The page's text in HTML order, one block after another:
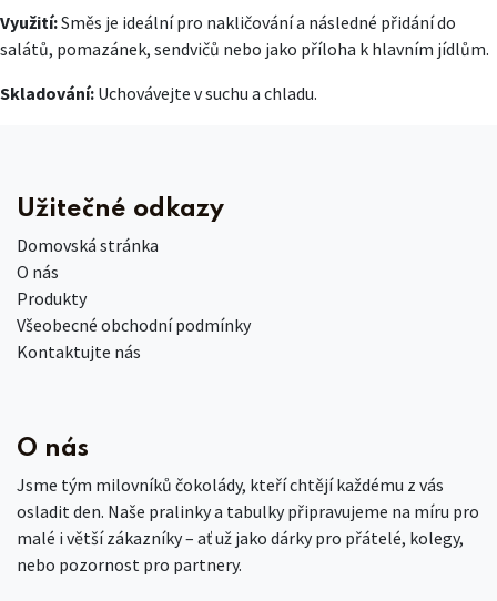
Využití:Směs je ideální pro nakličování a následné přidání do
salátů, pomazánek, sendvičů nebo jako příloha k hlavním jídlům.
Skladování: Uchovávejte v suchu a chladu.
Užitečné odkazy
Domovská stránka
O nás
Produkty
Všeobecné obchodní podmínky
Kontaktujte nás
O nás
Jsme tým milovníků čokolády, kteří chtějí každému z vás
osladit den. Naše pralinky a tabulky připravujeme na míru pro
malé i větší zákazníky – ať už jako dárky pro přátelé, kolegy,
nebo pozornost pro partnery.